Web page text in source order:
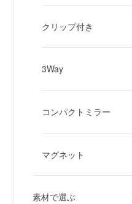
クリップ付き
3Way
コンパクトミラー
マグネット
素材で選ぶ